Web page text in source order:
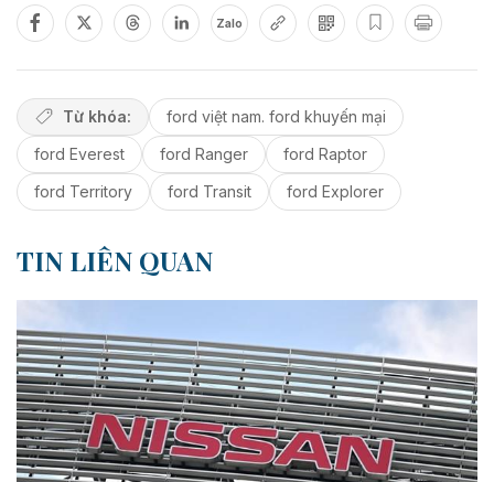
Zalo
Từ khóa:
ford việt nam. ford khuyến mại
ford Everest
ford Ranger
ford Raptor
ford Territory
ford Transit ford Explorer
TIN LIÊN QUAN